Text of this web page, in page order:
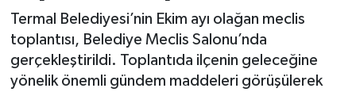
Termal Belediyesi’nin Ekim ayı olağan meclis
toplantısı, Belediye Meclis Salonu’nda
gerçekleştirildi. Toplantıda ilçenin geleceğine
yönelik önemli gündem maddeleri görüşülerek
SAĞLIK
SPOR
ULUSAL
Haber Arşivi